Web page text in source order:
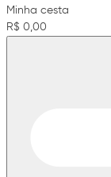
Minha cesta
R$ 0,00